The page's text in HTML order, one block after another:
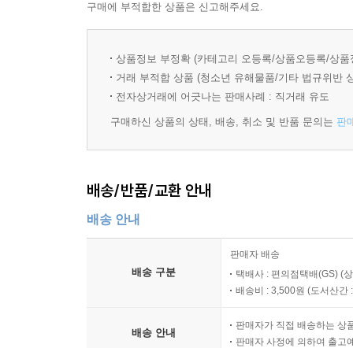
구매에 부적합한 상품은 신고해주세요.
상품정보 부정확 (카테고리 오등록/상품오등록/상
거래 부적합 상품 (청소년 유해물품/기타 법규위반
전자상거래에 어긋나는 판매사례 : 직거래 유도
구매하신 상품의 상태, 배송, 취소 및 반품 문의는 판
배송/반품/교환 안내
배송 안내
배송 구분
판매자 배송
택배사 : 편의점택배(GS) (
배송비 : 3,500원 (도서산간
배송 안내
판매자가 직접 배송하는 상
판매자 사정에 의하여 출고